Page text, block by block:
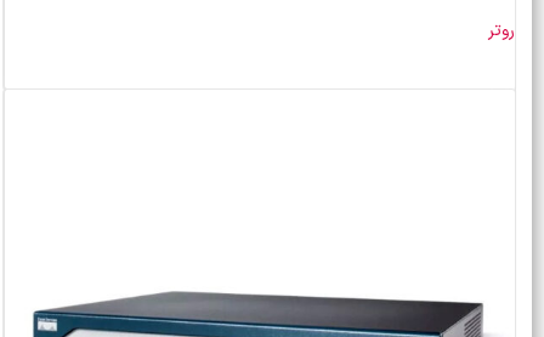
روتر